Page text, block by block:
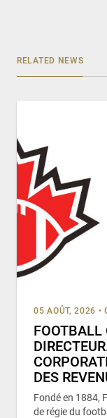
RELATED NEWS
05 AOÛT, 2026 •
FOOTBALL
DES
Fondé en 1884,
de régie du